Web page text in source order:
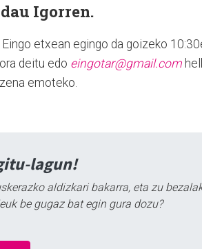
Igorren.
Eingo etxean egingo da goizeko
deitu edo eingotar@gmail.com
emoteko.
lagun!
aldizkari bakarra, eta zu
be gugaz bat egin gura dozu?